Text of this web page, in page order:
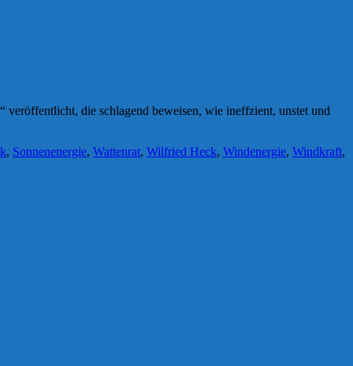
die schlagend beweisen, wie ineffzient, unstet und
, Sonnenenergie, Wattenrat, Wilfried Heck, Windenergie, Windkraft,